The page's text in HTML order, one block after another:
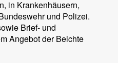
in Krankenhäusern,
und Polizei.
Brief- und
Angebot der Beichte